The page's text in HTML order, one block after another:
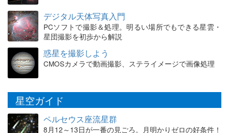
デジタル天体写真入門
PCソフトで撮影＆処理。明るい場所でもできる星雲・
星団撮影を初歩から解説
惑星を撮影しよう
CMOSカメラで動画撮影、ステライメージで画像処理
星空ガイド
ペルセウス座流星群
8月12～13日が一番の見ごろ。月明かりゼロの好条件！